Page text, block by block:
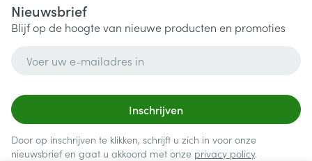
Nieuwsbrief
Blijf op de hoogte van nieuwe producten en promoties
Inschrijven
Door op inschrijven te klikken, schrijft u zich in voor onze
nieuwsbrief en gaat u akkoord met onze privacy policy.